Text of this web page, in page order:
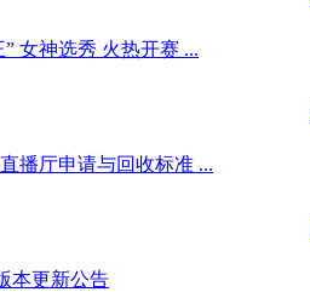
女神选秀 火热开赛 ...
播厅申请与回收标准 ...
本更新公告